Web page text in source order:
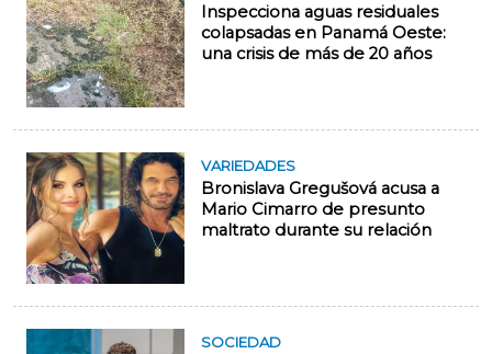
Inspecciona aguas residuales
colapsadas en Panamá Oeste:
una crisis de más de 20 años
VARIEDADES
Bronislava Gregušová acusa a
Mario Cimarro de presunto
maltrato durante su relación
SOCIEDAD